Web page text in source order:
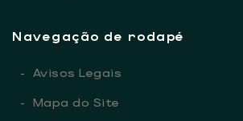
Navegação de rodapé
- Avisos Legais
- Mapa do Site